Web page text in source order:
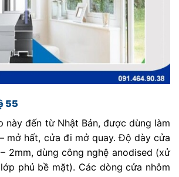
55
này đến từ Nhật Bản, được dùng làm
mở hất, cửa đi mở quay. Độ dày cửa
2mm, dùng công nghệ anodised (xử
phủ bề mặt). Các dòng cửa nhôm